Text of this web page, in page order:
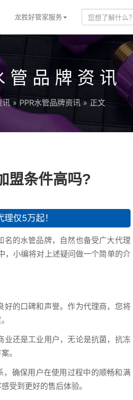
龙胜好管家服务
管品牌资讯
讯» PPR水管品牌资讯» 正文
盟条件高吗?
仅5万起！
名的水管品牌，自然也备受广大代理
，小编将对上述疑问做一个简单的介
好的口碑和声誉。作为代理商，您将
还是工业用户，无论是抗菌，抗冻
。
，确保用户在使用过程中的顺畅和满
受到更好的售后体验。